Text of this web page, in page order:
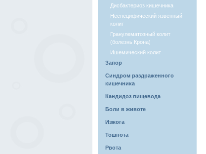
Дисбактериоз кишечника
Неспецифический язвенный
колит
Гранулематозный колит
(болезнь Крона)
Ишемический колит
Запор
Синдром раздраженного
кишечника
Кандидоз пищевода
Боли в животе
Изжога
Тошнота
Рвота